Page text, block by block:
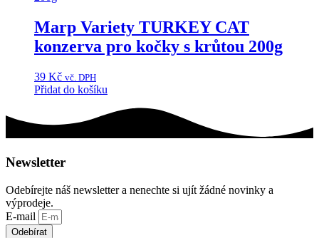
Marp Variety TURKEY CAT
konzerva pro kočky s krůtou 200g
39 Kč vč. DPH
Přidat do košíku
Newsletter
Odebírejte náš newsletter a nenechte si ujít žádné novinky a
výprodeje.
E-mail
Odebírat